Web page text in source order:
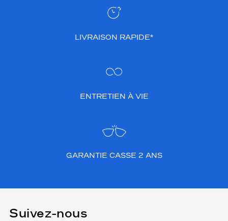
LIVRAISON RAPIDE*
ENTRETIEN À VIE
GARANTIE CASSE 2 ANS
Suivez-nous